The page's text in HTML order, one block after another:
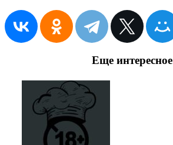
Еще интересное